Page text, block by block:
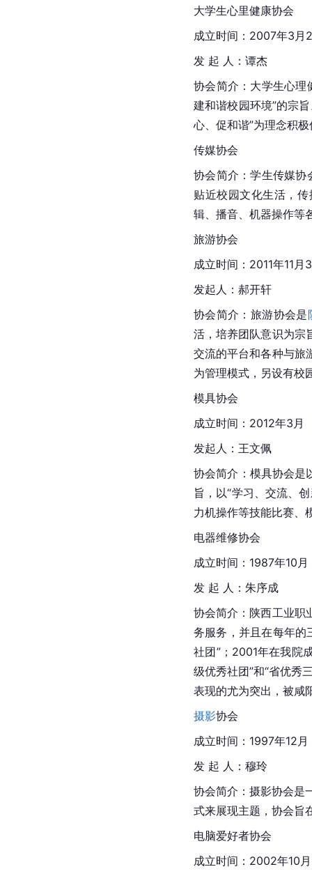
大学生心里健康协会
成立时间：2007年3月
发 起 人：谭杰
协会简介：大学生心理
建和谐校园环境”的宗
心、促和谐”为理念积
传媒协会
协会简介：学生传媒协
贴近校园文化生活，
辑、播音、机器操作等
旅游协会
成立时间：2011年11月
发起人：郝开轩
协会简介：旅游协会是
活，培养团队意识为宗
交流的平台和各种与旅
为管理模式，另设有校
模具协会
成立时间：2012年3月
发起人：王文佩
协会简介：模具协会是
旨，以“学习、交流、
力机操作等技能比赛、
电器维修协会
成立时间：1987年10月
发 起 人：朱序成
协会简介：陕西工业职
务服务，并且在每年的
社团”；2001年在我院
级优秀社团”和“省优秀
表现的尤为突出，被咸
摄影协会
成立时间：1997年12月
发 起 人：穆玲
协会简介：摄影协会是
式来展现主题，协会旨
电脑爱好者协会
成立时间：2002年10月